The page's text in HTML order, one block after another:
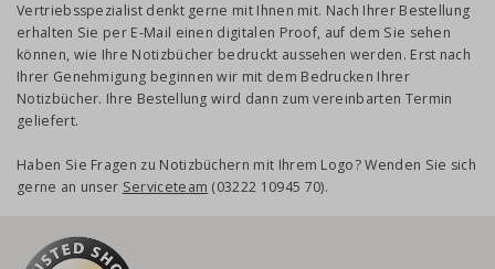
Vertriebsspezialist denkt gerne mit Ihnen mit. Nach Ihrer Bestellung
erhalten Sie per E-Mail einen digitalen Proof, auf dem Sie sehen
können, wie Ihre Notizbücher bedruckt aussehen werden. Erst nach
Ihrer Genehmigung beginnen wir mit dem Bedrucken Ihrer
Notizbücher. Ihre Bestellung wird dann zum vereinbarten Termin
geliefert.
Haben Sie Fragen zu Notizbüchern mit Ihrem Logo? Wenden Sie sich
gerne an unser Serviceteam (03222 10945 70).